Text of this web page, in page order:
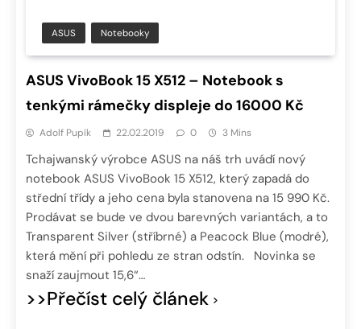
ASUS Notebooky
ASUS VivoBook 15 X512 – Notebook s
tenkými rámečky displeje do 16000 Kč
Adolf Pupík 22.02.2019 0 3 Mins
Tchajwanský výrobce ASUS na náš trh uvádí nový
notebook ASUS VivoBook 15 X512, který zapadá do
střední třídy a jeho cena byla stanovena na 15 990 Kč.
Prodávat se bude ve dvou barevných variantách, a to
Transparent Silver (stříbrné) a Peacock Blue (modré),
která mění při pohledu ze stran odstín. Novinka se
snaží zaujmout 15,6“…
>>Přečíst celý článek